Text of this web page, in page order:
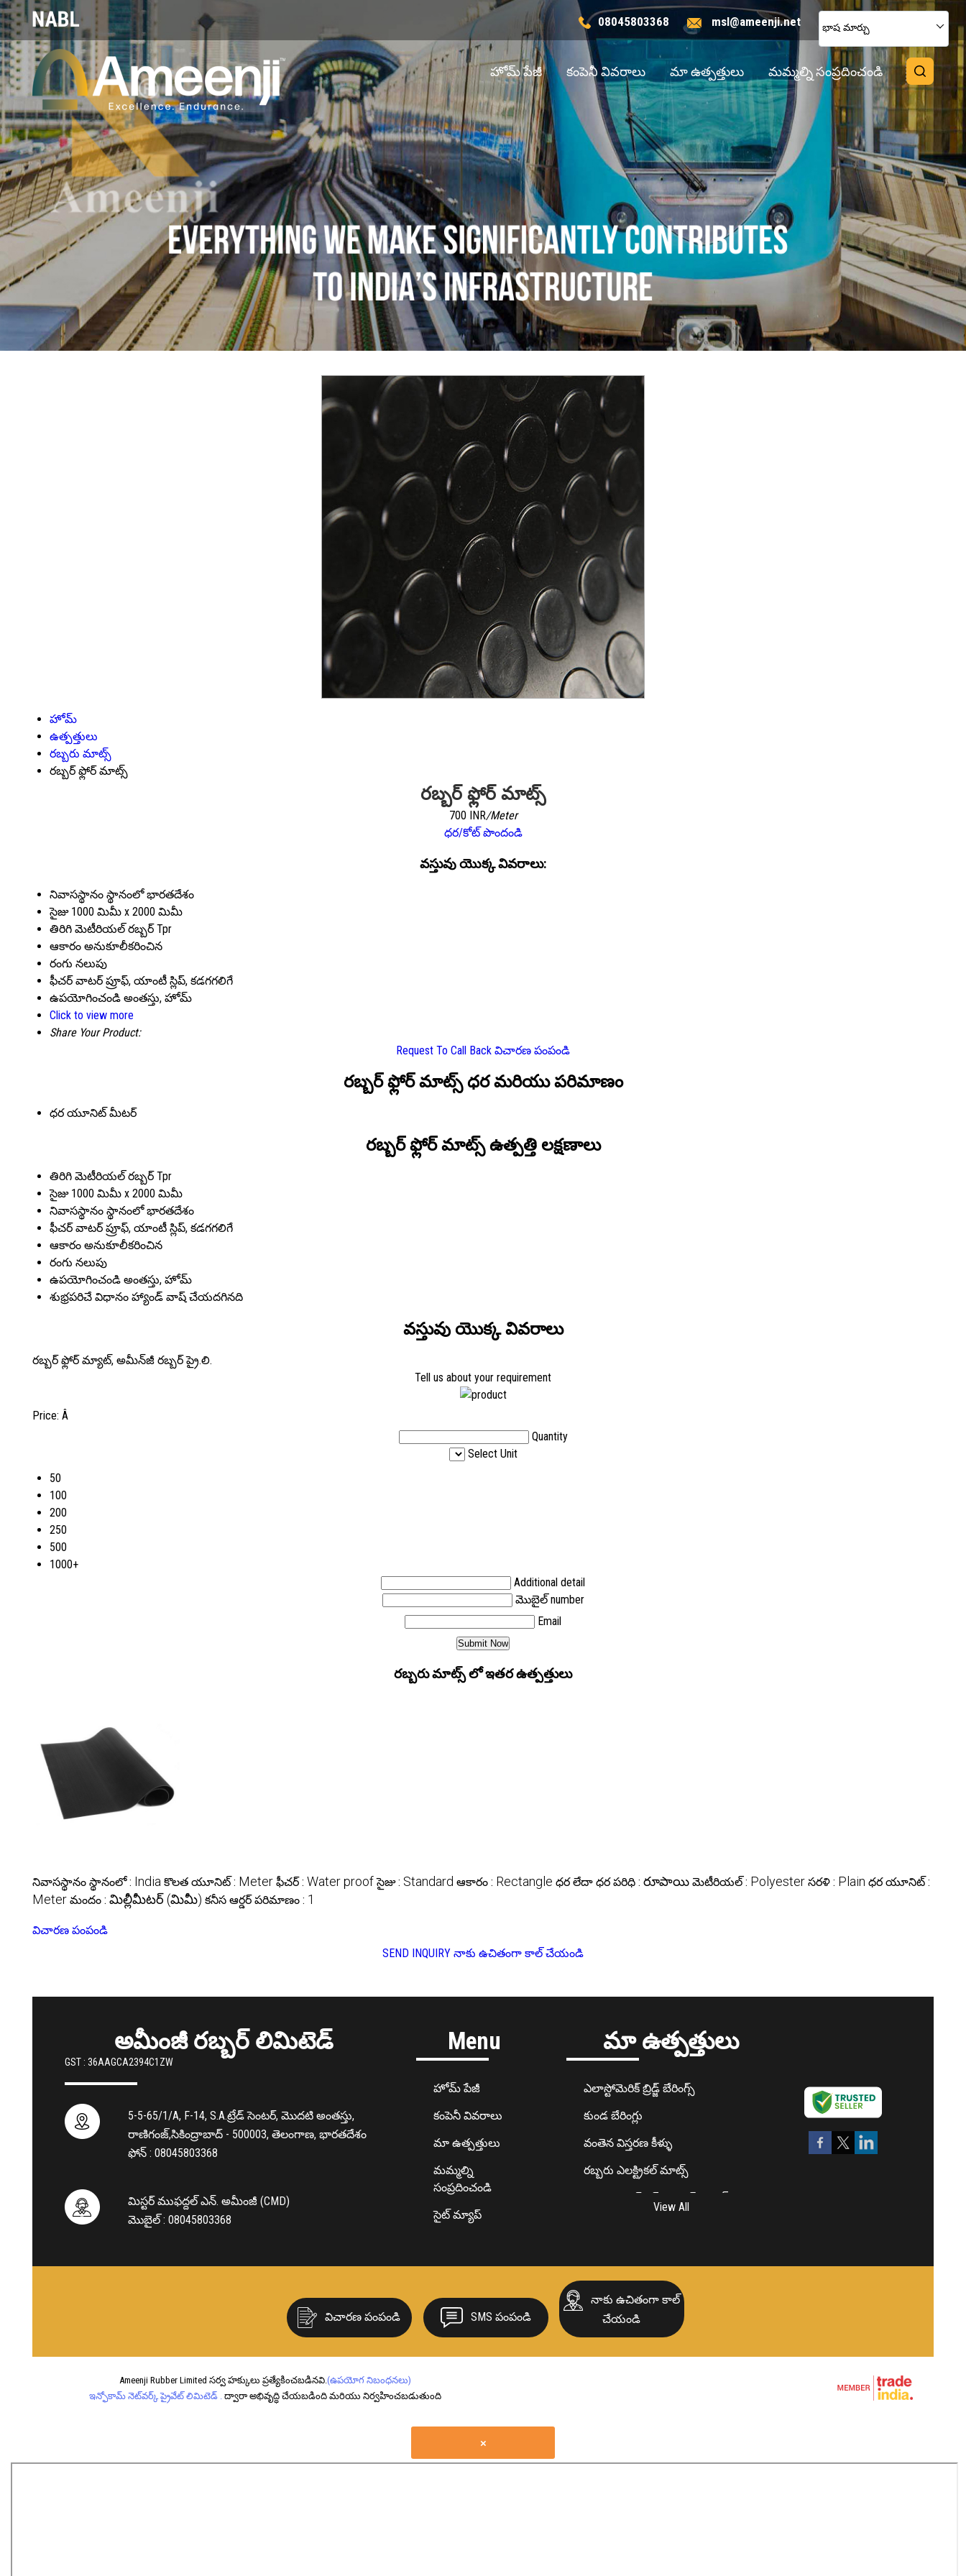
భాష మార్చు
msl@ameenji.net
08045803368
హోమ్ పేజీ కంపెనీ వివరాలు మా ఉత్పత్తులు మమ్మల్ని సంప్రదించండి
హోమ్
ఉత్పత్తులు
రబ్బరు మాట్స్
రబ్బర్ ఫ్లోర్ మాట్స్
రబ్బర్ ఫ్లోర్ మాట్స్
700 INR/Meter
ధర/కోట్ పొందండి
వస్తువు యొక్క వివరాలు:
నివాసస్థానం స్థానంలో భారతదేశం
సైజు 1000 మిమీ x 2000 మిమీ
తిరిగి మెటీరియల్ రబ్బర్ Tpr
ఆకారం అనుకూలీకరించిన
రంగు నలుపు
ఫీచర్ వాటర్ ప్రూఫ్, యాంటీ స్లిప్, కడగగలిగే
ఉపయోగించండి అంతస్తు, హోమ్
Click to view more
Share Your Product:
Request To Call Back విచారణ పంపండి
రబ్బర్ ఫ్లోర్ మాట్స్ ధర మరియు పరిమాణం
ధర యూనిట్ మీటర్
రబ్బర్ ఫ్లోర్ మాట్స్ ఉత్పత్తి లక్షణాలు
తిరిగి మెటీరియల్ రబ్బర్ Tpr
సైజు 1000 మిమీ x 2000 మిమీ
నివాసస్థానం స్థానంలో భారతదేశం
ఫీచర్ వాటర్ ప్రూఫ్, యాంటీ స్లిప్, కడగగలిగే
ఆకారం అనుకూలీకరించిన
రంగు నలుపు
ఉపయోగించండి అంతస్తు, హోమ్
శుభ్రపరిచే విధానం హ్యాండ్ వాష్ చేయదగినది
వస్తువు యొక్క వివరాలు
రబ్బర్ ఫ్లోర్ మ్యాట్, అమీన్‌జీ రబ్బర్ ప్రై.లి.
Tell us about your requirement
Price: Â
Quantity
Select Unit
50
100
200
250
500
1000+
Additional detail
మొబైల్ number
Email
రబ్బరు మాట్స్ లో ఇతర ఉత్పత్తులు
నివాసస్థానం స్థానంలో : India కొలత యూనిట్ : Meter ఫీచర్ : Water proof సైజు : Standard ఆకారం : Rectangle ధర లేదా ధర పరిధి : రూపాయి మెటీరియల్ : Polyester సరళి : Plain ధర యూనిట్ :
Meter మందం : మిల్లీమీటర్ (మిమీ) కనీస ఆర్డర్ పరిమాణం : 1
విచారణ పంపండి
SEND INQUIRY నాకు ఉచితంగా కాల్ చేయండి
అమీంజీ రబ్బర్ లిమిటెడ్
GST : 36AAGCA2394C1ZW
5-5-65/1/A, F-14, S.A.ట్రేడ్ సెంటర్, మొదటి అంతస్తు,
రాణిగంజ్,సికింద్రాబాద్ - 500003, తెలంగాణ, భారతదేశం
ఫోన్ : 08045803368
మిస్టర్ ముఫద్దల్ ఎన్. అమీంజీ (CMD)
మొబైల్ : 08045803368
Menu
హోమ్ పేజీ
కంపెనీ వివరాలు
మా ఉత్పత్తులు
మమ్మల్ని
సంప్రదించండి
సైట్ మ్యాప్
మా ఉత్పత్తులు
ఎలాస్టోమెరిక్ బ్రిడ్జ్ బేరింగ్స్
కుండ బేరింగ్లు
వంతెన విస్తరణ కీళ్ళు
రబ్బరు ఎలక్ట్రికల్ మాట్స్
నియోప్రేన్ బేరింగ్ ప్యాడ్స్
రబ్బరు షీట్లు
రబ్బరు స్పీడ్ బ్రేకర్
View All
విచారణ పంపండి SMS పంపండి
నాకు ఉచితంగా కాల్
చేయండి
Ameenji Rubber Limited సర్వ హక్కులు ప్రత్యేకించబడినవి. (ఉపయోగ నిబంధనలు)
ఇన్ఫోకామ్ నెట్‌వర్క్ ప్రైవేట్ లిమిటెడ్ . ద్వారా అభివృద్ధి చేయబడింది మరియు నిర్వహించబడుతుంది
×